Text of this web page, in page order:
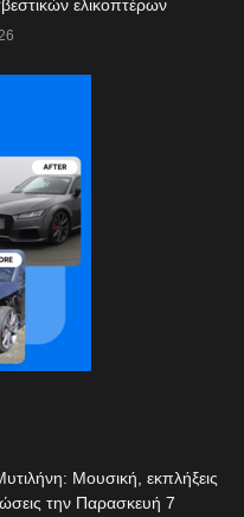
ελικοπτέρων
Μουσική, εκπλήξεις
την Παρασκευή 7